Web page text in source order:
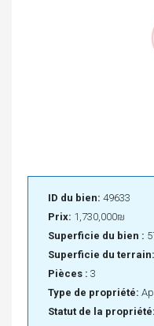
ID du bien: 49633
Prix: 1,730,000₪
Superficie du bien :
Superficie du terrain:
Pièces : 3
Type de propriété:
Statut de la propriété: